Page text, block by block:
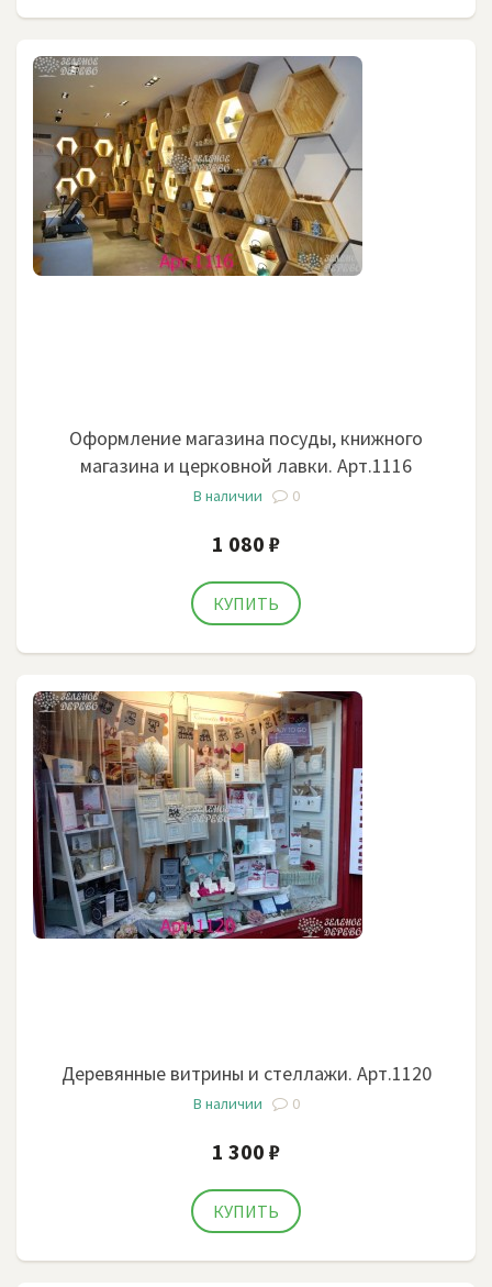
Оформление магазина посуды, книжного
магазина и церковной лавки. Арт.1116
В наличии 0
1 080 ₽
Деревянные витрины и стеллажи. Арт.1120
В наличии 0
1 300 ₽